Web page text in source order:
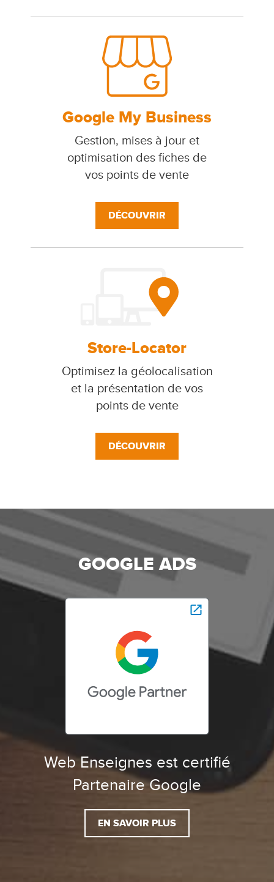
Google My Business
Gestion, mises à jour et
optimisation des fiches de
vos points de vente
DÉCOUVRIR
Store-Locator
Optimisez la géolocalisation
et la présentation de vos
points de vente
DÉCOUVRIR
GOOGLE ADS
Web Enseignes est certifié
Partenaire Google
EN SAVOIR PLUS